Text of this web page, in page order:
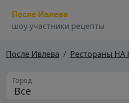
После Ивлева
шоу участники рецепты
После Ивлева Рестораны
Город